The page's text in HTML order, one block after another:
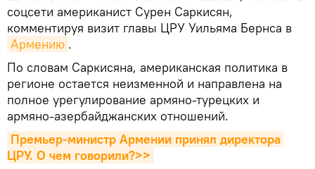
соцсети американист Сурен Саркисян,
комментируя визит главы ЦРУ Уильяма Бернса в
Армению .
По словам Саркисяна, американская политика в
регионе остается неизменной и направлена на
полное урегулирование армяно-турецких и
армяно-азербайджанских отношений.
Премьер-министр Армении принял директора
ЦРУ. О чем говорили?>>